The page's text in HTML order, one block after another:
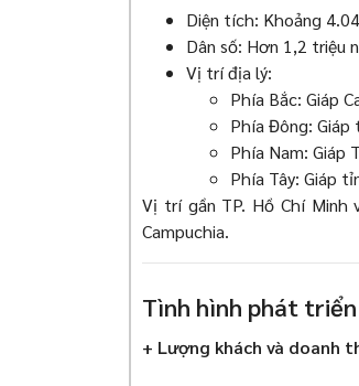
Diện tích: Khoảng
Dân số: Hơn 1,2 triệu
Vị trí địa lý:
Phía Bắc: Giáp
Phía Đông:
Phía Nam: Giáp
Phía Tây: Giáp
Vị trí gần TP. Hồ Chí Minh
Campuchia.
Tình hình phát
+ Lượng khách và doanh